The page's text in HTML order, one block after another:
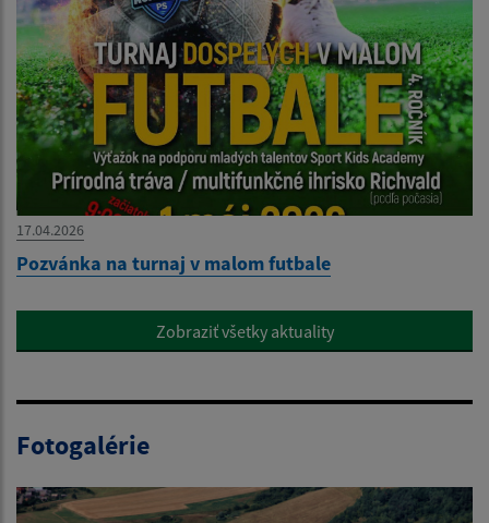
17.04.2026
Pozvánka na turnaj v malom futbale
Zobraziť všetky aktuality
Fotogalérie